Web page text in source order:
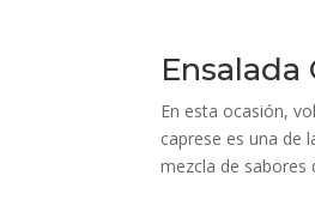
En esta ocasión,
caprese es una de
mezcla de sabores